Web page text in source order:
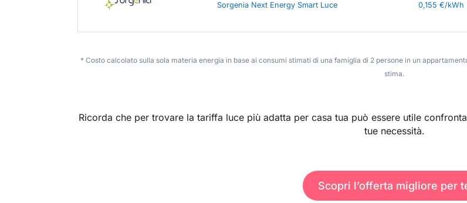
Sorgenia Next Energy Smart Luce 0,155 €/kWh
* Costo calcolato sulla sola materia energia in base ai consumi stimati di una famiglia di 2 persone in un
stima.
Ricorda che per trovare la tariffa luce più adatta per casa tua può essere utile
tue necessità.
Scopri l’offerta migliore per